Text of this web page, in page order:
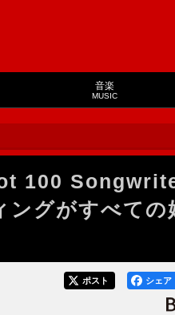
音楽
MUSIC
100
ングがすべての
シェア
ポスト